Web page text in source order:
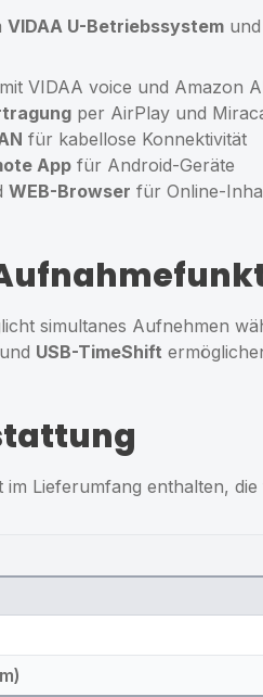
VIDAA U-Betriebssystem
mit VIDAA voice und Amazon
per AirPlay und
für kabellose Konnektivität
App für Android-Geräte
WEB-Browser für Online-
simultanes Aufnehmen
und USB-TimeShift
im Lieferumfang enthalten,